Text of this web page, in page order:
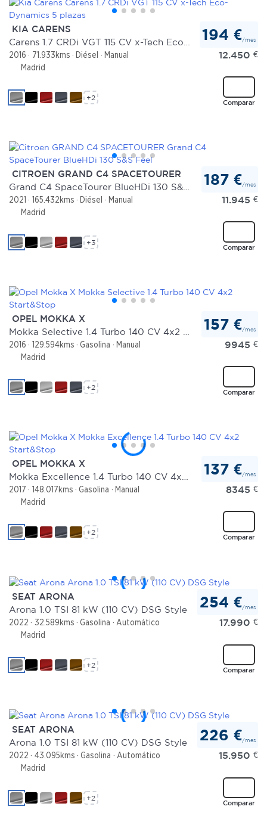
KIA CARENS
2016 71.933kms Diésel
Manual
Madrid
194 €/mes
12.450 €
Comparar
+2
CITROEN GRAND C4 SPACETOURER
2021 165.432kms Diésel
Manual
Madrid
187 €/mes
11.945 €
Comparar
+3
OPEL MOKKA X
2016 129.594kms Gasolina
Manual
Madrid
157 €/mes
9945 €
Comparar
+2
OPEL MOKKA X
2017 148.017kms Gasolina
Manual
Madrid
137 €/mes
8345 €
Comparar
+2
SEAT ARONA
Arona 1.0 TSI 81 kW (110 CV) DSG Style
2022 32.589kms Gasolina
Automático
Madrid
254 €/mes
17.990 €
Comparar
+2
SEAT ARONA
Arona 1.0 TSI 81 kW (110 CV) DSG Style
2022 43.095kms Gasolina
Automático
Madrid
226 €/mes
15.950 €
Comparar
+2